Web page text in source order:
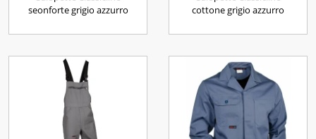
seonforte grigio azzurro
cottone grigio azzurro